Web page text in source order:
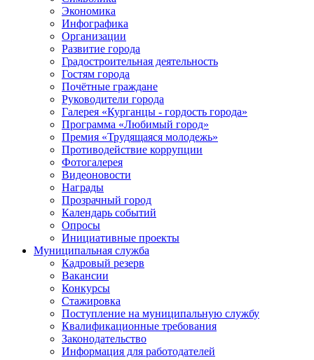
Экономика
Инфографика
Организации
Развитие города
Градостроительная деятельность
Гостям города
Почётные граждане
Руководители города
Галерея «Курганцы - гордость города»
Программа «Любимый город»
Премия «Трудящаяся молодежь»
Противодействие коррупции
Фотогалерея
Видеоновости
Награды
Прозрачный город
Календарь событий
Опросы
Инициативные проекты
Муниципальная служба
Кадровый резерв
Вакансии
Конкурсы
Стажировка
Поступление на муниципальную службу
Квалификационные требования
Законодательство
Информация для работодателей